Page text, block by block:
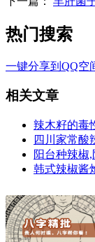
热门搜索
一键分享到QQ空
相关文章
辣木籽的毒
四川家常酸
阳台种辣椒
韩式辣椒酱